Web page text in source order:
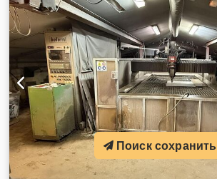
Поиск сохранить